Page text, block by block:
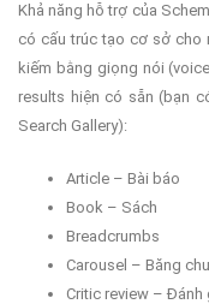
Khả năng hỗ trợ của
có cấu trúc tạo cơ sở cho
kiếm bằng giọng nói
results hiện có sẵn (bạn
Search Gallery):
Article – Bài báo
Book – Sách
Breadcrumbs
Carousel – Băng
Critic review – Đánh